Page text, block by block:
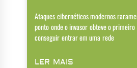
Ataques cibernéticos modernos
ponto onde o invasor obteve o primeiro
conseguir entrar em uma rede
LER MAIS